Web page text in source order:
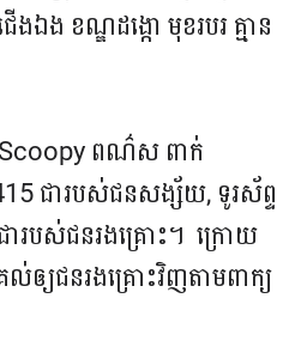
ើងឯង ខណ្ឌដង្កោ មុខរបរ គ្មាន​
Scoopy ពណ៌ស ពាក់
ជារបស់ជនសង្ស័យ, ទូរស័ព្ទ
របស់ជនរងគ្រោះ។ ក្រោយ
ល់ឲ្យជនរងគ្រោះវិញតាមពាក្យ